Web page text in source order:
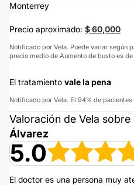
Monterrey
Precio aproximado: $ 60,000
Notificado por Vela. Puede variar según
precio medio de Aumento de busto es
El tratamiento vale la pena
Notificado por Vela. El 94% de
Valoración de Vela sobre
Álvarez
5.0
El doctor es una persona muy